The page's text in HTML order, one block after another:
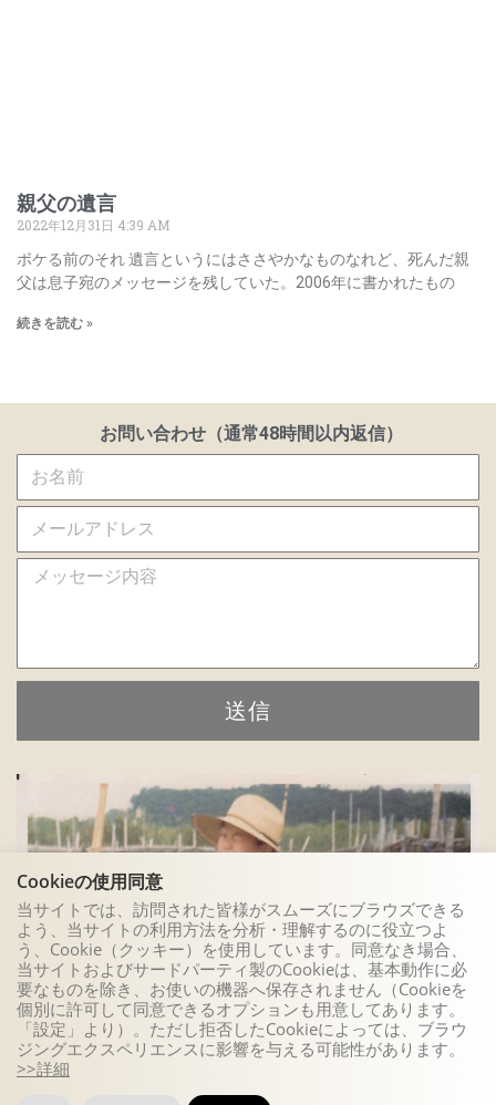
親父の遺言
2022年12月31日 4:39 AM
ボケる前のそれ 遺言というにはささやかなものなれど、死んだ親
父は息子宛のメッセージを残していた。2006年に書かれたもの
続きを読む »
お問い合わせ（通常48時間以内返信）
送信
Cookieの使用同意
当サイトでは、訪問された皆様がスムーズにブラウズできる
よう、当サイトの利用方法を分析・理解するのに役立つよ
う、Cookie（クッキー）を使用しています。同意なき場合、
当サイトおよびサードパーティ製のCookieは、基本動作に必
要なものを除き、お使いの機器へ保存されません（Cookieを
個別に許可して同意できるオプションも用意してあります。
「設定」より）。ただし拒否したCookieによっては、ブラウ
ジングエクスペリエンスに影響を与える可能性があります。
>>詳細